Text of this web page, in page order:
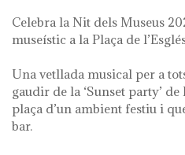
Celebra la Nit dels Museus
museístic a la Plaça de
Una vetllada musical per a
gaudir de la ‘Sunset party’
plaça d’un ambient festiu i
bar.